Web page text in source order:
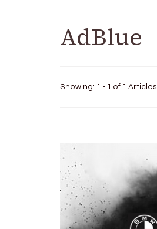
AdBlue
Showing: 1 - 1 of 1 Articles